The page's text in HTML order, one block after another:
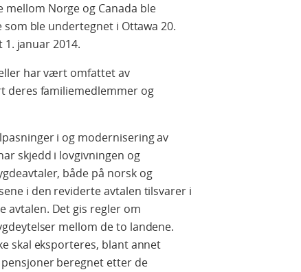
Norge og Canada ble
ble undertegnet i Ottawa 20.
januar 2014.
har vært omfattet av
deres familiemedlemmer og
i og modernisering av
skjedd i lovgivningen og
både på norsk og
i den reviderte avtalen tilsvarer i
avtalen. Det gis regler om
mellom de to landene.
skal eksporteres, blant annet
beregnet etter de